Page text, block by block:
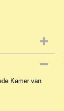
Kamer van